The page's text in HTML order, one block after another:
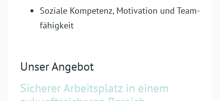
Soziale Kompetenz, Motivation und Team­
fähigkeit
Unser Angebot
Sicherer Arbeits­platz in einem